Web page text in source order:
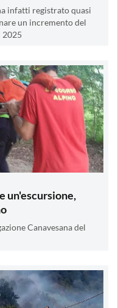
infatti registrato quasi
un incremento del
2025
un'escursione,
Canavesana del